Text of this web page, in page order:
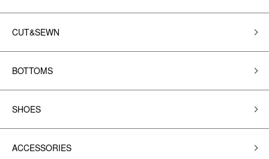
CUT&SEWN
BOTTOMS
SHOES
ACCESSORIES